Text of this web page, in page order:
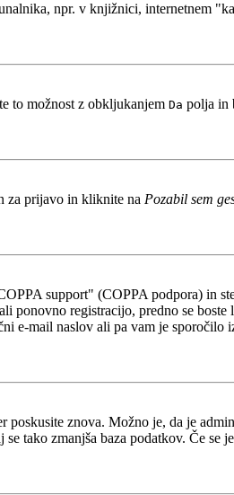
npr. v knjižnici, internetnem
to možnost z obkljukanjem Da polja in
za prijavo in kliknite na Pozabil sem
support" (COPPA podpora) in
ponovno registracijo, predno se
e-mail naslov ali pa vam je sporočilo
znova. Možno je, da je
tako zmanjša baza podatkov. Če se